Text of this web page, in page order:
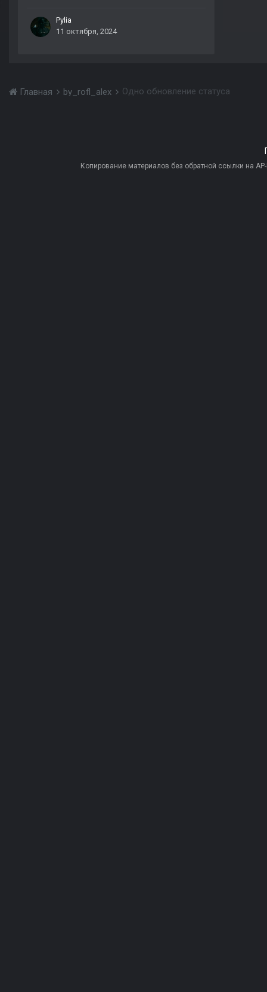
Pylia
11 октября, 2024
Главная by_rofl_alex Одно обновление статуса
Копирование материалов без обратной ссылки на